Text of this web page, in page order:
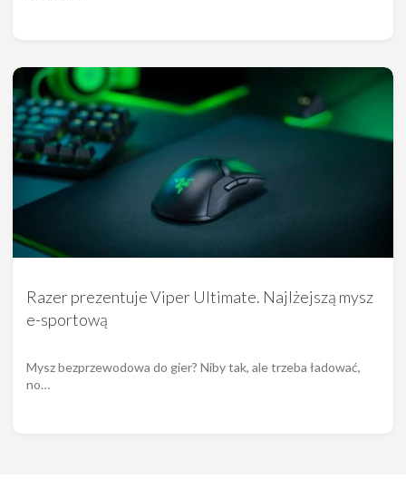
Razer prezentuje Viper Ultimate. Najlżejszą mysz
e-sportową
Mysz bezprzewodowa do gier? Niby tak, ale trzeba ładować,
no…